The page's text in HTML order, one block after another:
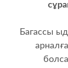
3-
Багассы